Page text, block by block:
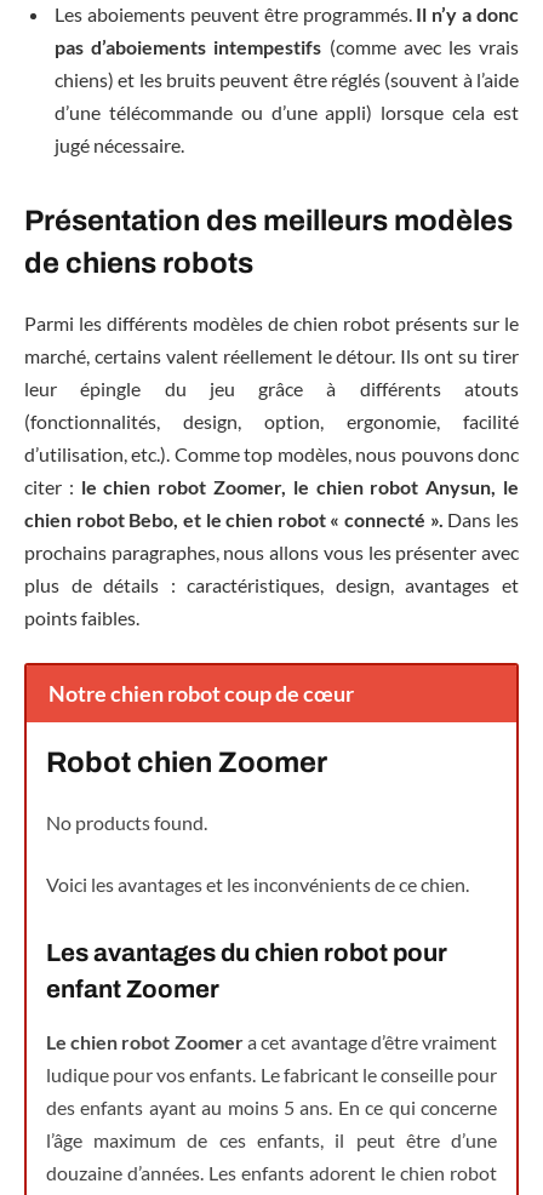
Les aboiements peuvent être programmés. Il n’y a donc
pas d’aboiements intempestifs (comme avec les vrais
chiens) et les bruits peuvent être réglés (souvent à l’aide
d’une télécommande ou d’une appli) lorsque cela est
jugé nécessaire.
Présentation des meilleurs modèles
de chiens robots
Parmi les différents modèles de chien robot présents sur le
marché, certains valent réellement le détour. Ils ont su tirer
leur épingle du jeu grâce à différents atouts
(fonctionnalités, design, option, ergonomie, facilité
d’utilisation, etc.). Comme top modèles, nous pouvons donc
citer : le chien robot Zoomer, le chien robot Anysun, le
chien robot Bebo, et le chien robot « connecté ». Dans les
prochains paragraphes, nous allons vous les présenter avec
plus de détails : caractéristiques, design, avantages et
points faibles.
Notre chien robot coup de cœur
Robot chien Zoomer
No products found.
Voici les avantages et les inconvénients de ce chien.
Les avantages du chien robot pour
enfant Zoomer
Le chien robot Zoomera cet avantage d’être vraiment
ludique pour vos enfants. Le fabricant le conseille pour
des enfants ayant au moins 5 ans. En ce qui concerne
l’âge maximum de ces enfants, il peut être d’une
douzaine d’années. Les enfants adorent le chien robot